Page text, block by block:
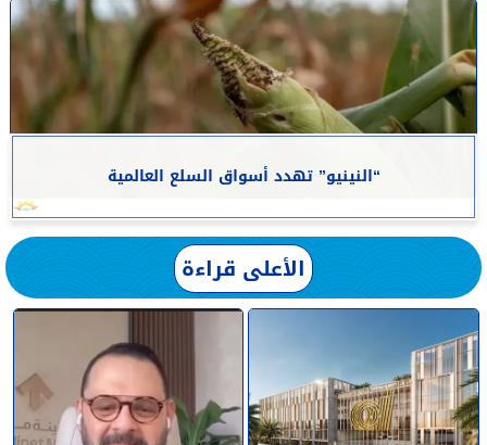
“النينيو” تهدد أسواق السلع العالمية
الأعلى قراءة